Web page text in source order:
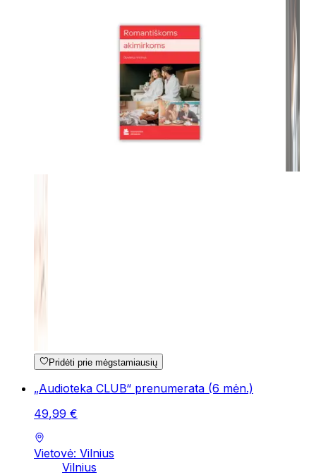
Pridėti prie mėgstamiausių
„Audioteka CLUB“ prenumerata (6 mėn.)
49,99 €
Vietovė: Vilnius
Vilnius